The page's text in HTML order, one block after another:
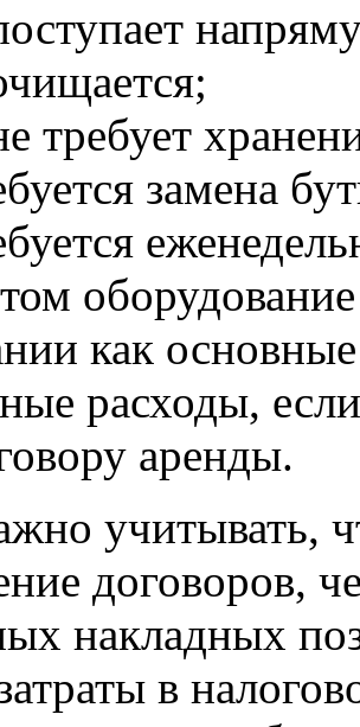
требует
замена
как
расходы,
аренды.
учитывать,
договоров,
накладных
в